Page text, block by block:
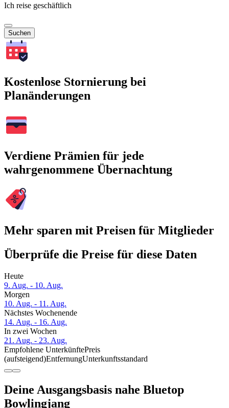
Ich reise geschäftlich
Suchen
Kostenlose Stornierung bei
Planänderungen
Verdiene Prämien für jede
wahrgenommene Übernachtung
Mehr sparen mit Preisen für Mitglieder
Überprüfe die Preise für diese Daten
Heute
9. Aug. - 10. Aug.
Morgen
10. Aug. - 11. Aug.
Nächstes Wochenende
14. Aug. - 16. Aug.
In zwei Wochen
21. Aug. - 23. Aug.
Empfohlene UnterkünftePreis
(aufsteigend)EntfernungUnterkunftsstandard
Deine Ausgangsbasis nahe Bluetop
Bowlingjang